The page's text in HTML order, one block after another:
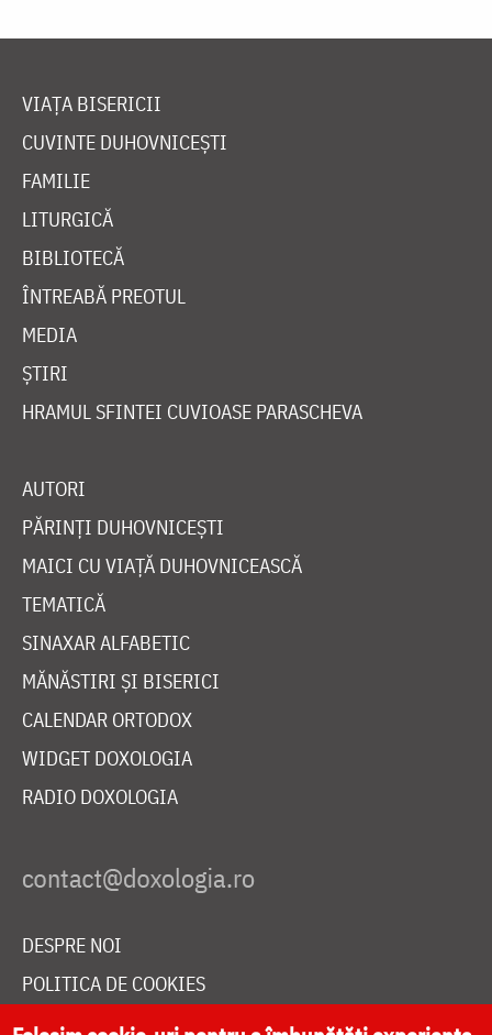
VIAȚA BISERICII
CUVINTE DUHOVNICEȘTI
FAMILIE
LITURGICĂ
BIBLIOTECĂ
ÎNTREABĂ PREOTUL
MEDIA
ȘTIRI
HRAMUL SFINTEI CUVIOASE PARASCHEVA
AUTORI
PĂRINȚI DUHOVNICEȘTI
MAICI CU VIAȚĂ DUHOVNICEASCĂ
TEMATICĂ
SINAXAR ALFABETIC
MĂNĂSTIRI ȘI BISERICI
CALENDAR ORTODOX
WIDGET DOXOLOGIA
RADIO DOXOLOGIA
DESPRE NOI
POLITICA DE COOKIES
DONEAZĂ ONLINE PENTRU CATEDRALA NAȚIONALĂ